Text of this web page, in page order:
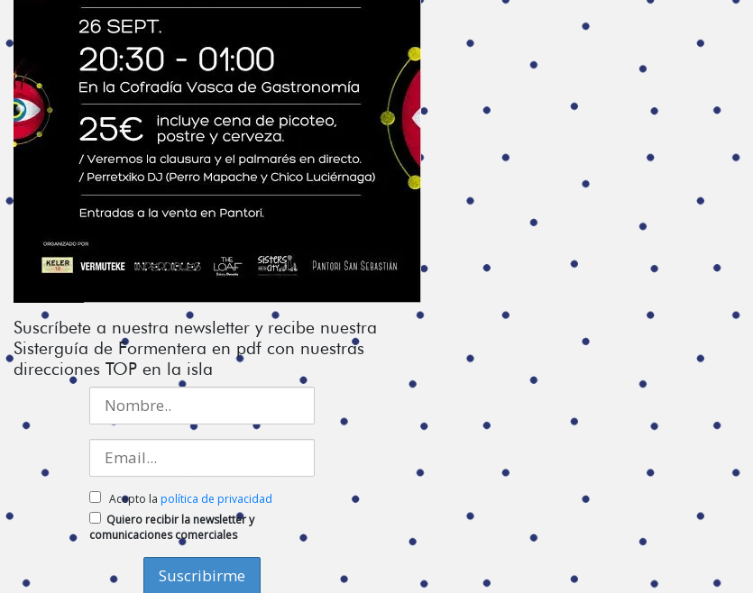
Suscríbete a nuestra newsletter y recibe nuestra
Sisterguía de Formentera en pdf con nuestras
direcciones TOP en la isla
Acepto la política de privacidad
Quiero recibir la newsletter y
comunicaciones comerciales